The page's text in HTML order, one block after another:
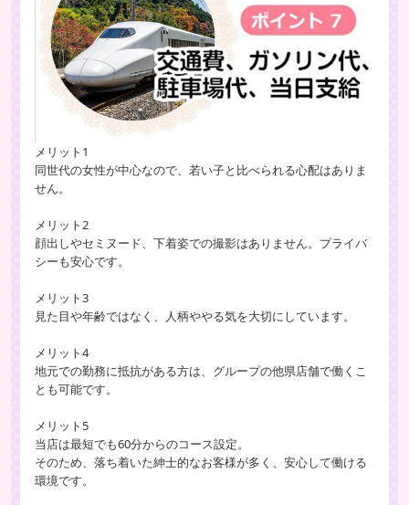
メリット1
同世代の女性が中心なので、若い子と比べられる心配はありま
せん。
メリット2
顔出しやセミヌード、下着姿での撮影はありません。プライバ
シーも安心です。
メリット3
見た目や年齢ではなく、人柄ややる気を大切にしています。
メリット4
地元での勤務に抵抗がある方は、グループの他県店舗で働くこ
とも可能です。
メリット5
当店は最短でも60分からのコース設定。
そのため、落ち着いた紳士的なお客様が多く、安心して働ける
環境です。